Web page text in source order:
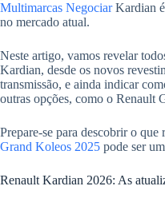
Multimarcas NegociarKardian é
no mercado atual.
Neste artigo, vamos revelar
Kardian, desde os novos
transmissão, e ainda indicar
outras opções, como o Renault
Prepare-se para descobrir o
Grand Koleos 2025 pode ser
Renault Kardian 2026: As